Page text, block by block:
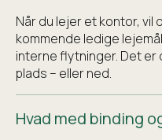
Når du lejer et kontor, vil
kommende ledige
interne flytninger. Det er
plads – eller ned.
Hvad med binding